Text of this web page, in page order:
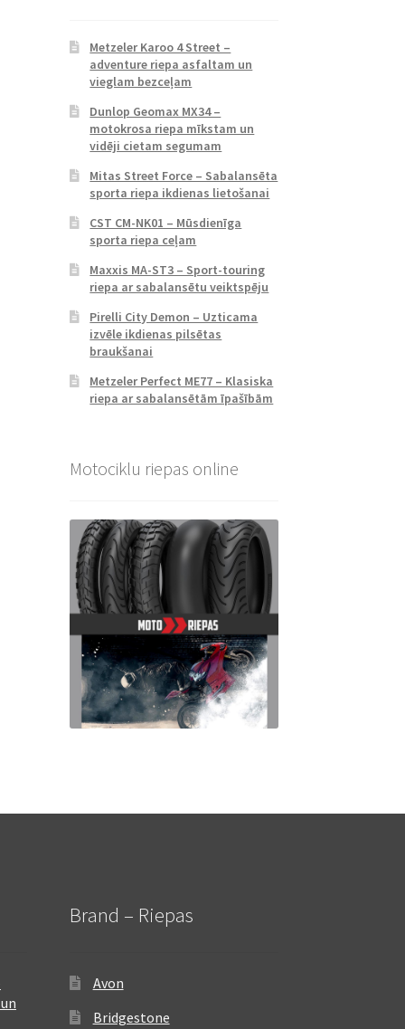
Metzeler Karoo 4 Street –
adventure riepa asfaltam un
vieglam bezceļam
Dunlop Geomax MX34 –
motokrosa riepa mīkstam un
vidēji cietam segumam
Mitas Street Force – Sabalansēta
sporta riepa ikdienas lietošanai
CST CM-NK01 – Mūsdienīga
sporta riepa ceļam
Maxxis MA-ST3 – Sport-touring
riepa ar sabalansētu veiktspēju
Pirelli City Demon – Uzticama
izvēle ikdienas pilsētas
braukšanai
Metzeler Perfect ME77 – Klasiska
riepa ar sabalansētām īpašībām
Motociklu riepas online
Brand – Riepas
Avon
Bridgestone